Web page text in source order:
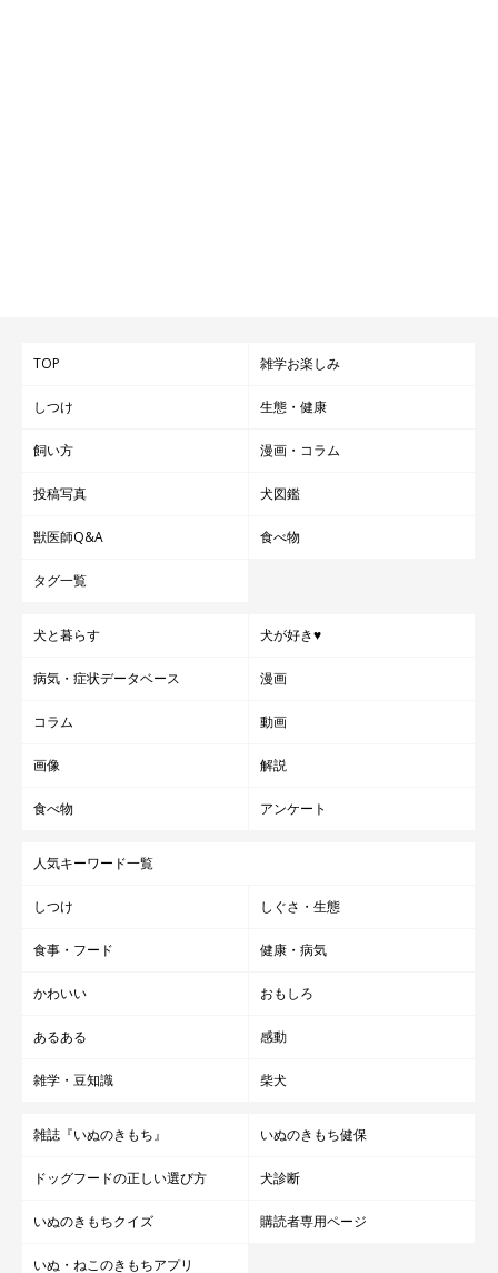
TOP 雑学お楽しみ
しつけ 生態・健康
飼い方 漫画・コラム
投稿写真 犬図鑑
獣医師Q&A 食べ物
タグ一覧
犬と暮らす 犬が好き♥
病気・症状データベース 漫画
コラム 動画
画像 解説
食べ物 アンケート
人気キーワード一覧
しつけ しぐさ・生態
食事・フード 健康・病気
かわいい おもしろ
あるある 感動
雑学・豆知識 柴犬
雑誌『いぬのきもち』 いぬのきもち健保
ドッグフードの正しい選び方 犬診断
いぬのきもちクイズ 購読者専用ページ
いぬ・ねこのきもちアプリ